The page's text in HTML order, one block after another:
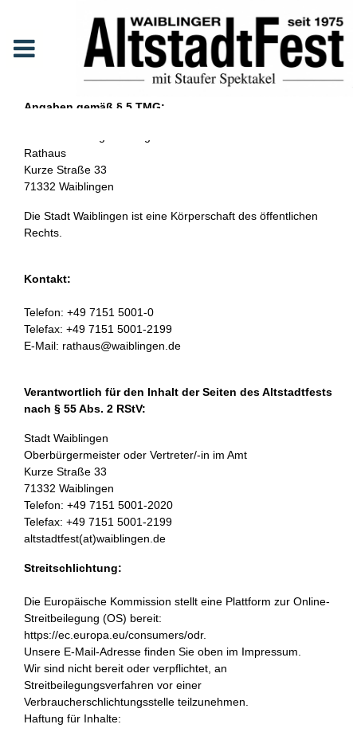
Impressum
Angaben gemäß § 5 TMG:
Rathaus
Kurze Straße 33
71332 Waiblingen
Die Stadt Waiblingen ist eine Körperschaft des öffentlichen
Rechts.
Kontakt:
Telefon: +49 7151 5001-0
Telefax: +49 7151 5001-2199
E-Mail: rathaus@waiblingen.de
Verantwortlich für den Inhalt der Seiten des Altstadtfests
nach § 55 Abs. 2 RStV:
Stadt Waiblingen
Oberbürgermeister oder Vertreter/-in im Amt
Kurze Straße 33
71332 Waiblingen
Telefon: +49 7151 5001-2020
Telefax: +49 7151 5001-2199
altstadtfest(at)waiblingen.de
Streitschlichtung:
Die Europäische Kommission stellt eine Plattform zur Online-
Streitbeilegung (OS) bereit:
https://ec.europa.eu/consumers/odr.
Unsere E-Mail-Adresse finden Sie oben im Impressum.
Wir sind nicht bereit oder verpflichtet, an
Streitbeilegungsverfahren vor einer
Verbraucherschlichtungsstelle teilzunehmen.
Haftung für Inhalte: